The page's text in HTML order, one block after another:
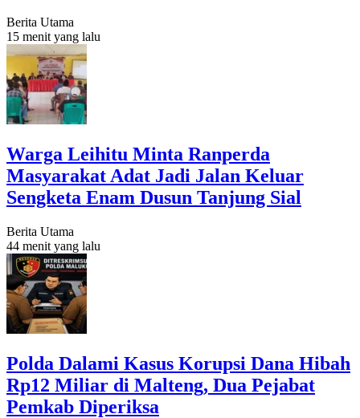
Berita Utama
15 menit yang lalu
Warga Leihitu Minta Ranperda
Masyarakat Adat Jadi Jalan Keluar
Sengketa Enam Dusun Tanjung Sial
Berita Utama
44 menit yang lalu
Polda Dalami Kasus Korupsi Dana Hibah
Rp12 Miliar di Malteng, Dua Pejabat
Pemkab Diperiksa